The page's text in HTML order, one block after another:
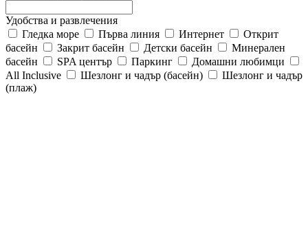
Удобства и развлечения
Гледка море
Първа линия Интернет
Открит
басейн
Закрит басейн Детски басейн
Минерален
басейн
SPA център Паркинг
Домашни любимци
All Inclusive
Шезлонг и чадър (басейн)
Шезлонг и чадър
(плаж)